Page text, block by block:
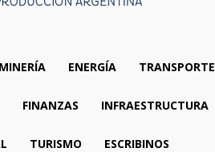
MINERÍA ENERGÍA TRANSPORTE
FINANZAS INFRAESTRUCTURA
TURISMO ESCRIBINOS